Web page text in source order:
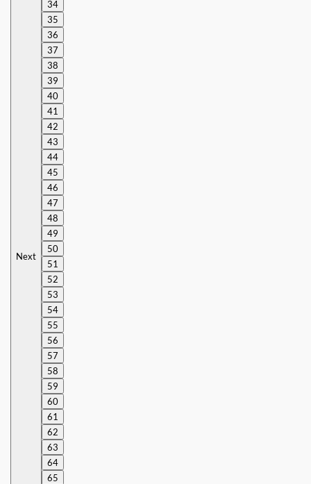
Next
34
35
36
37
38
39
40
41
42
43
44
45
46
47
48
49
50
51
52
53
54
55
56
57
58
59
60
61
62
63
64
65